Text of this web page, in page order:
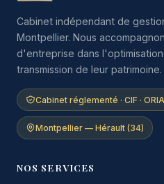
Cabinet indépendant de
Montpellier. Nous
d'entreprise dans
transmission de leur patrimoine.
Cabinet réglementé · CIF ·
Montpellier — Hérault (34)
NOS SERVICES